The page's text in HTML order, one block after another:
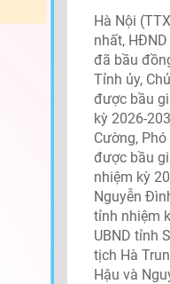
Hà Nội
nhất,
đã bầu
Tỉnh ủy,
được bầu
kỳ 2026-
Cường,
được bầu
nhiệm kỳ
Nguyễn
tỉnh nhiệm
UBND tỉnh
tịch Hà
Hậu và